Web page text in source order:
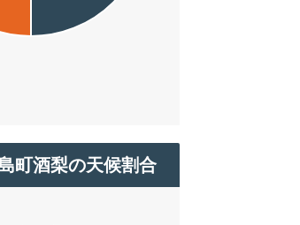
町酒梨の天候割合